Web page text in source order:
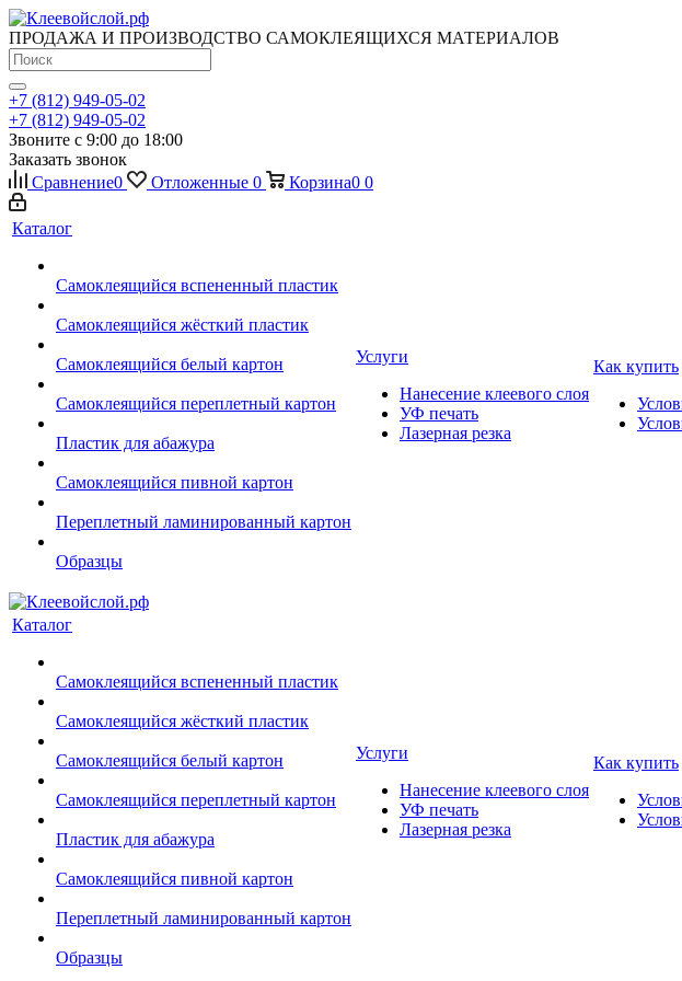
ПРОДАЖА И ПРОИЗВОДСТВО САМОКЛЕЯЩИХСЯ МАТЕРИАЛОВ
+7 (812) 949-05-02
+7 (812) 949-05-02
Звоните с 9:00 до 18:00
Заказать звонок
Сравнение0 Отложенные 0 Корзина0 0
Каталог
Самоклеящийся вспененный пластик
Самоклеящийся жёсткий пластик
Самоклеящийся белый картон
Самоклеящийся переплетный картон
Пластик для абажура
Самоклеящийся пивной картон
Переплетный ламинированный картон
Образцы
Услуги
Нанесение клеевого слоя
УФ печать
Лазерная резка
Как купить
Каталог
Самоклеящийся вспененный пластик
Самоклеящийся жёсткий пластик
Самоклеящийся белый картон
Самоклеящийся переплетный картон
Пластик для абажура
Самоклеящийся пивной картон
Переплетный ламинированный картон
Образцы
Услуги
Нанесение клеевого слоя
УФ печать
Лазерная резка
Как купить